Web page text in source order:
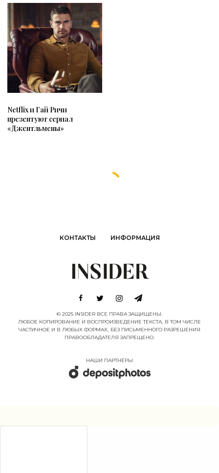
Netflix и Гай Ричи
презентуют сериал
«Джентльмены»
КОНТАКТЫ ИНФОРМАЦИЯ
© 2025 INSIDER ВСЕ ПРАВА ЗАЩИЩЕНЫ.
ЛЮБОЕ КОПИРОВАНИЕ И ВОСПРОИЗВЕДЕНИЕ ТЕКСТА, В ТОМ ЧИСЛЕ
ЧАСТИЧНОЕ И В ЛЮБЫХ ФОРМАХ, БЕЗ ПИСЬМЕННОГО РАЗРЕШЕНИЯ
ПРАВООБЛАДАТЕЛЯ ЗАПРЕЩЕНО.
НАШИ ПАРТНËРЫ